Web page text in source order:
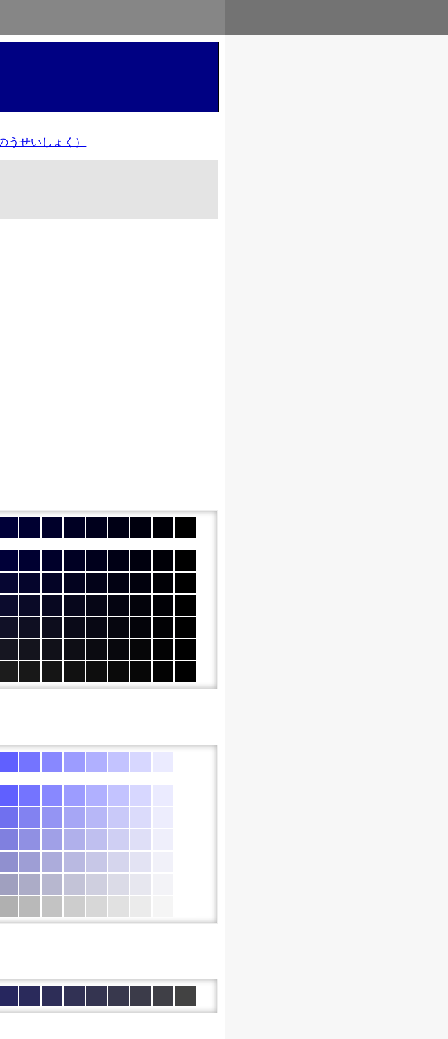
うせいしょく）